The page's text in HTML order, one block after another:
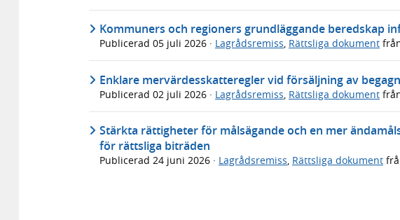
Kommuners och regioners grundläggande beredskap
Publicerad 05 juli 2026 · Lagrådsremiss, Rättsliga dokument
Enklare mervärdesskatteregler vid försäljning av
Publicerad 02 juli 2026 · Lagrådsremiss Rättsliga dokument
Stärkta rättigheter för målsägande och en mer
för rättsliga biträden
Publicerad 24 juni 2026 · Lagrådsremiss, Rättsliga dokument